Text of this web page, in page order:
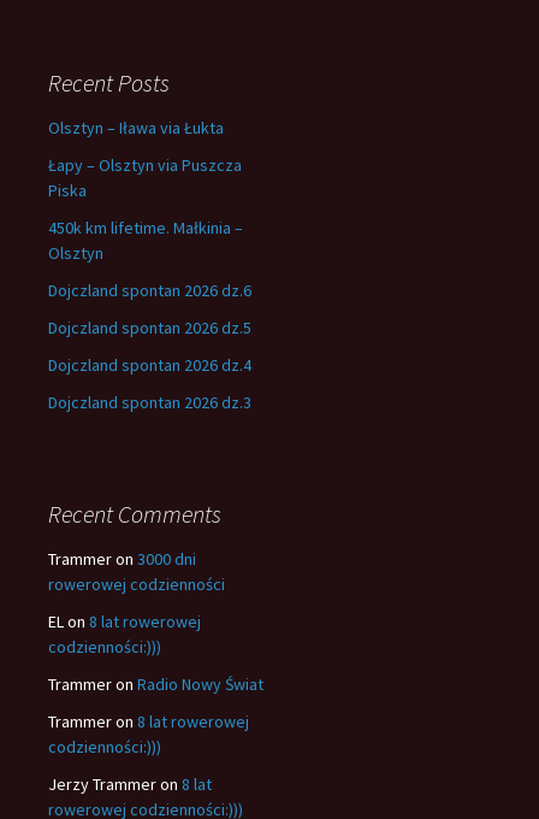
Recent Posts
Olsztyn – Iława via Łukta
Łapy – Olsztyn via Puszcza
Piska
450k km lifetime. Małkinia –
Olsztyn
Dojczland spontan 2026 dz.6
Dojczland spontan 2026 dz.5
Dojczland spontan 2026 dz.4
Dojczland spontan 2026 dz.3
Recent Comments
Trammeron 3000 dni
rowerowej codzienności
ELon 8 lat rowerowej
codzienności:)))
Trammeron Radio Nowy Świat
Trammeron 8 lat rowerowej
codzienności:)))
Jerzy Trammeron 8 lat
rowerowej codzienności:)))